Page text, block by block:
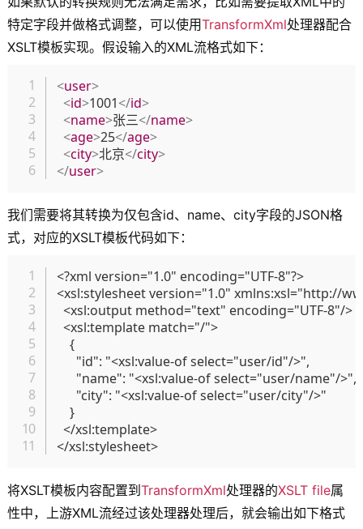
特定字段并做格式调整，可以使用TransformXml处理器配合
XSLT模板实现。假设输入的XML流格式如下：
<user>
<id>1001</id>
<name>张三</name>
<age>25</age>
<city>北京</city>
</user>
我们需要将其转换为仅包含id、name、city字段的JSON格
式，对应的XSLT模板代码如下：
<?xml version="1.0" encoding="UTF-8"?>
<xsl:stylesheet version="1.0" xmlns:xsl="http://
  <xsl:output method="text" encoding="UTF-8"/>
  <xsl:template match="/">
    {
      "id": "<xsl:value-of select="user/id"/>",
      "name": "<xsl:value-of select="user/name"/>",
      "city": "<xsl:value-of select="user/city"/>"
    }
  </xsl:template>
</xsl:stylesheet>
将XSLT模板内容配置到TransformXml处理器的XSLT file属
性中，上游XML流经过该处理器处理后，就会输出如下格式